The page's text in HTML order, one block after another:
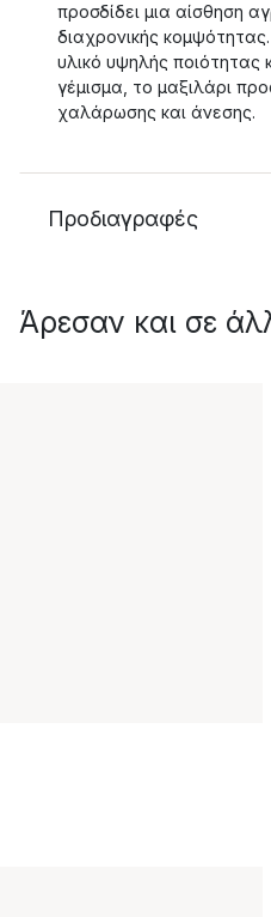
προσδίδει μια αίσθηση
διαχρονικής
υλικό υψηλής ποιότητας
γέμισμα, το μαξιλάρι
χαλάρωσης και άνεσης.
Προδιαγραφές
Άρεσαν και σε